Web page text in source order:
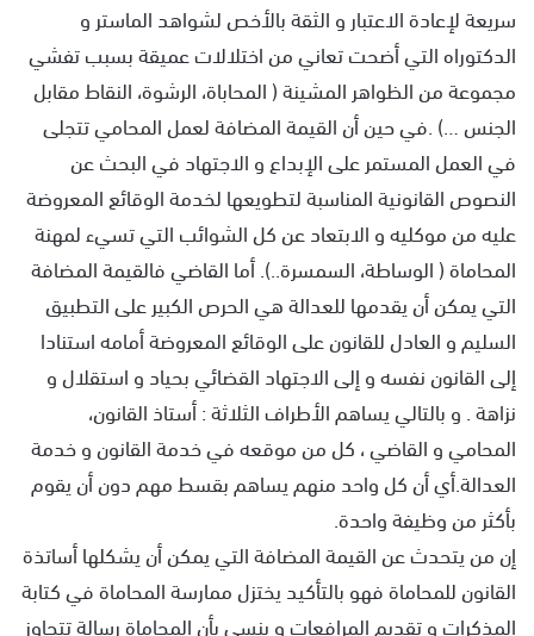
سريعة لإعادة الاعتبار و الثقة بالأخص لشواهد الماستر و
الدكتوراه التي أضحت تعاني من اختلالات عميقة بسبب تفشي
مجموعة من الظواهر المشينة ( المحاباة، الرشوة، النقاط مقابل
الجنس …) .في حين أن القيمة المضافة لعمل المحامي تتجلى
في العمل المستمر على الإبداع و الاجتهاد في البحث عن
النصوص القانونية المناسبة لتطويعها لخدمة الوقائع المعروضة
عليه من موكليه و الابتعاد عن كل الشوائب التي تسيء لمهنة
المحاماة ( الوساطة، السمسرة..). أما القاضي فالقيمة المضافة
التي يمكن أن يقدمها للعدالة هي الحرص الكبير على التطبيق
السليم و العادل للقانون على الوقائع المعروضة أمامه استنادا
إلى القانون نفسه و إلى الاجتهاد القضائي بحياد و استقلال و
نزاهة . و بالتالي يساهم الأطراف الثلاثة : أستاذ القانون،
المحامي و القاضي ، كل من موقعه في خدمة القانون و خدمة
العدالة.أي أن كل واحد منهم يساهم بقسط مهم دون أن يقوم
بأكثر من وظيفة واحدة.
إن من يتحدث عن القيمة المضافة التي يمكن أن يشكلها أساتذة
القانون للمحاماة فهو بالتأكيد يختزل ممارسة المحاماة في كتابة
المذكرات و تقديم المرافعات و ينسى بأن المحاماة رسالة تتجاوز